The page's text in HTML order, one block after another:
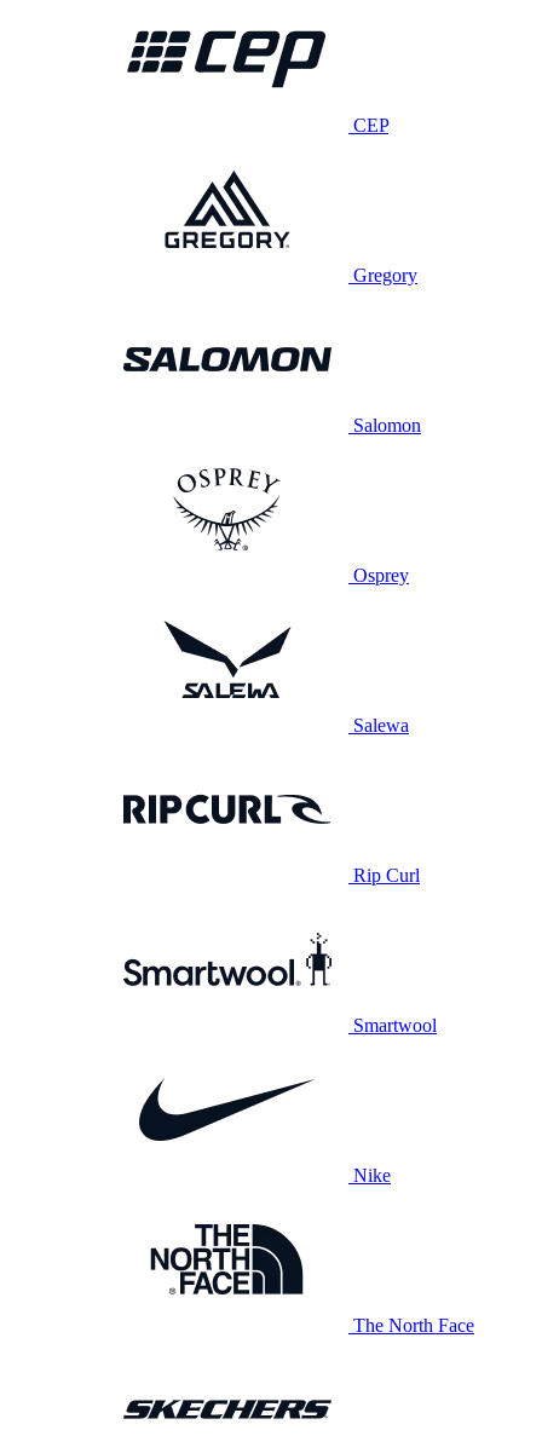
CEP
Gregory
Salomon
Osprey
Salewa
Rip Curl
Smartwool
Nike
The North Face